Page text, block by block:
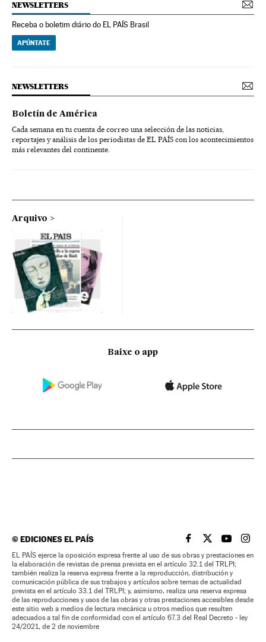
NEWSLETTERS
Receba o boletim diário do EL PAÍS Brasil
APÚNTATE
NEWSLETTERS
Boletín de América
Cada semana en tu cuenta de correo una selección de las noticias,
reportajes y análisis de los periodistas de EL PAÍS con los acontecimientos
más relevantes del continente.
Arquivo
Baixe o app
©EDICIONES EL PAÍS EL PAÍS BRASIL EN
EL PAÍSEL PAÍS
EL
EL PAÍS ejerce la oposición expresa frente al uso de sus obras y prestaciones en
la elaboración de revistas de prensa prevista en el artículo 32.1 del TRLPI;
también realiza la reserva expresa frente a la reproducción, distribución y
comunicación pública de sus trabajos y artículos sobre temas de actualidad
prevista en el artículo 33.1 del TRLPI; y, asimismo, realiza una reserva expresa
de las reproducciones y usos de las obras y otras prestaciones accesibles desde
este sitio web a medios de lectura mecánica u otros medios que resulten
adecuados a tal fin de conformidad con el artículo 67.3 del Real Decreto - ley
24/2021, de 2 de noviembre